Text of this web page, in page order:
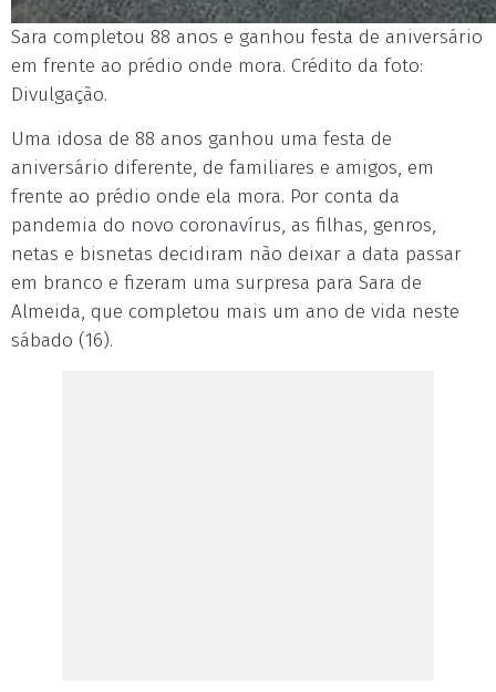
Sara completou 88 anos e ganhou festa de aniversário
em frente ao prédio onde mora. Crédito da foto:
Divulgação.
Uma idosa de 88 anos ganhou uma festa de
aniversário diferente, de familiares e amigos, em
frente ao prédio onde ela mora. Por conta da
pandemia do novo coronavírus, as filhas, genros,
netas e bisnetas decidiram não deixar a data passar
em branco e fizeram uma surpresa para Sara de
Almeida, que completou mais um ano de vida neste
sábado (16).